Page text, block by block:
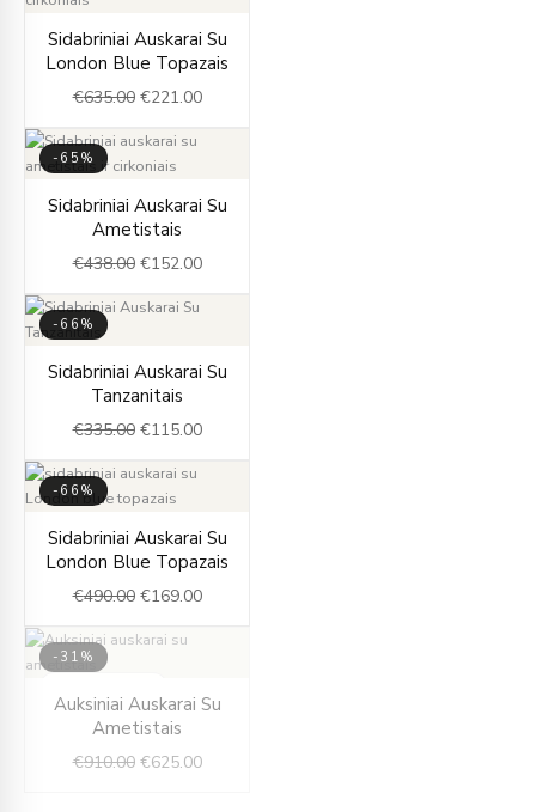
Sidabriniai Auskarai Su
London Blue Topazais
€635.00
price
was:
€635.00.
€221.00
price
is:
€221.00.
-65%
Sidabriniai Auskarai Su
Ametistais
€438.00
price
was:
€438.00.
€152.00
price
€152.00.
-66%
Sidabriniai Auskarai Su
Tanzanitais
€335.00
price
was:
€335.00.
€115.00
price
€115.00.
-66%
Sidabriniai Auskarai Su
London Blue Topazais
€490.00
price
was:
€490.00.
€169.00
price
is:
€169.00.
-31%
Auksiniai Auskarai Su
Ametistais
€910.00
price
was:
€910.00.
€625.00
price
€625.00.